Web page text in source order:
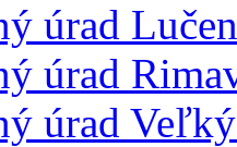
úrad
úrad
úrad